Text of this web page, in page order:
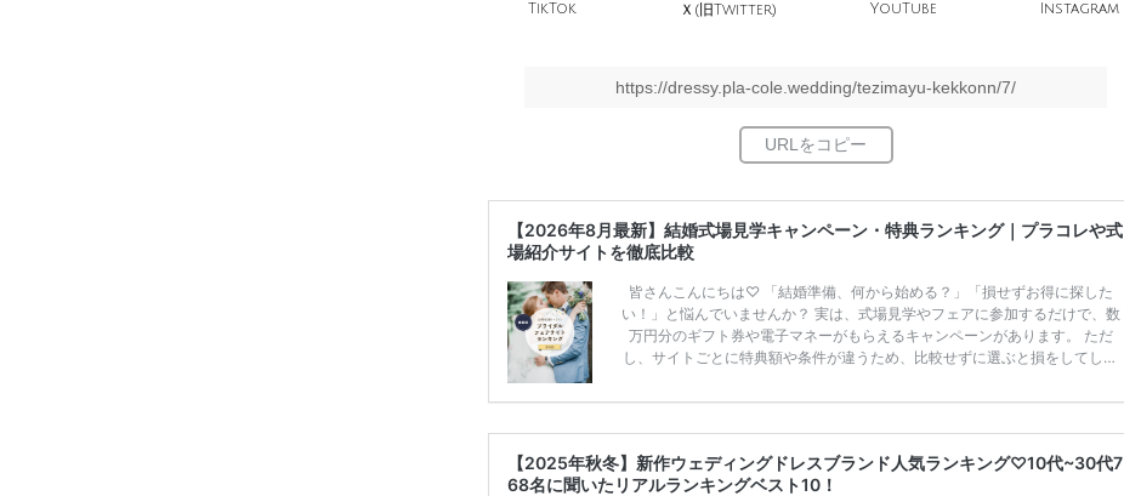
TikTok Ｘ(旧Twitter) YouTube Instagram
https://dressy.pla-cole.wedding/tezimayu-kekkonn/7/
【2026年8月最新】結婚式場見学キャンペーン・特典ランキング｜プラコレや式
場紹介サイトを徹底比較
皆さんこんにちは♡ 「結婚準備、何から始める？」「損せずお得に探した
い！」と悩んでいませんか？ 実は、式場見学やフェアに参加するだけで、数
万円分のギフト券や電子マネーがもらえるキャンペーンがあります。 ただ
し、サイトごとに特典額や条件が違うため、比較せずに選ぶと損をしてしま
ンペーン特典ランキングを公開！ 比較サイト：プラコレ、ゼクシィ、ハナユ
補を絞れる「ウェディング診断」か、体験型 […]続きを読む
【2025年秋冬】新作ウェディングドレスブランド人気ランキング♡10代~30代7
68名に聞いたリアルランキングベスト10！